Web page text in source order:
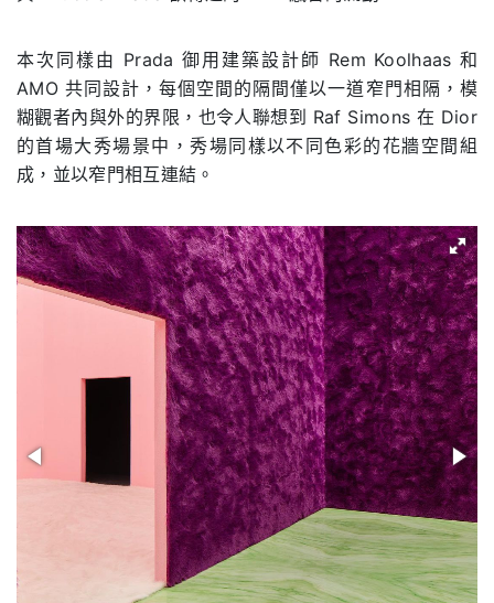
本次同樣由 Prada 御用建築設計師 Rem Koolhaas 和
AMO 共同設計，每個空間的隔間僅以一道窄門相隔，模
糊觀者內與外的界限，也令人聯想到 Raf Simons 在 Dior
的首場大秀場景中，秀場同樣以不同色彩的花牆空間組
成，並以窄門相互連結。